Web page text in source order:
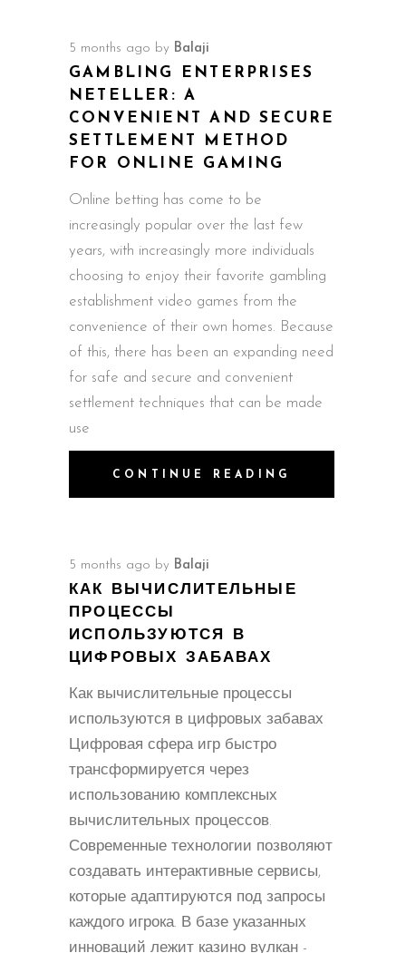
5 months ago by Balaji
GAMBLING ENTERPRISES
NETELLER: A
CONVENIENT AND SECURE
SETTLEMENT METHOD
FOR ONLINE GAMING
Online betting has come to be
increasingly popular over the last few
years, with increasingly more individuals
choosing to enjoy their favorite gambling
establishment video games from the
convenience of their own homes. Because
of this, there has been an expanding need
for safe and secure and convenient
settlement techniques that can be made
use
CONTINUE READING
5 months ago by Balaji
КАК ВЫЧИСЛИТЕЛЬНЫЕ
ПРОЦЕССЫ
ИСПОЛЬЗУЮТСЯ В
ЦИФРОВЫХ ЗАБАВАХ
Как вычислительные процессы
используются в цифровых забавах
Цифровая сфера игр быстро
трансформируется через
использованию комплексных
вычислительных процессов.
Современные технологии позволяют
создавать интерактивные сервисы,
которые адаптируются под запросы
каждого игрока. В базе указанных
инноваций лежит казино вулкан -